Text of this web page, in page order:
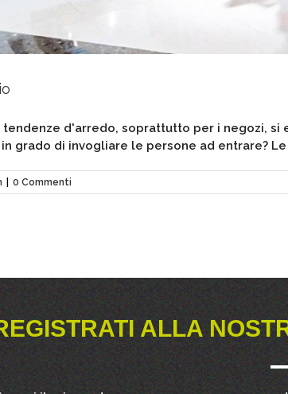
tendenze d'arredo, soprattutto per i negozi,
grado di invogliare le persone ad entrare?
0 Commenti
ALLA